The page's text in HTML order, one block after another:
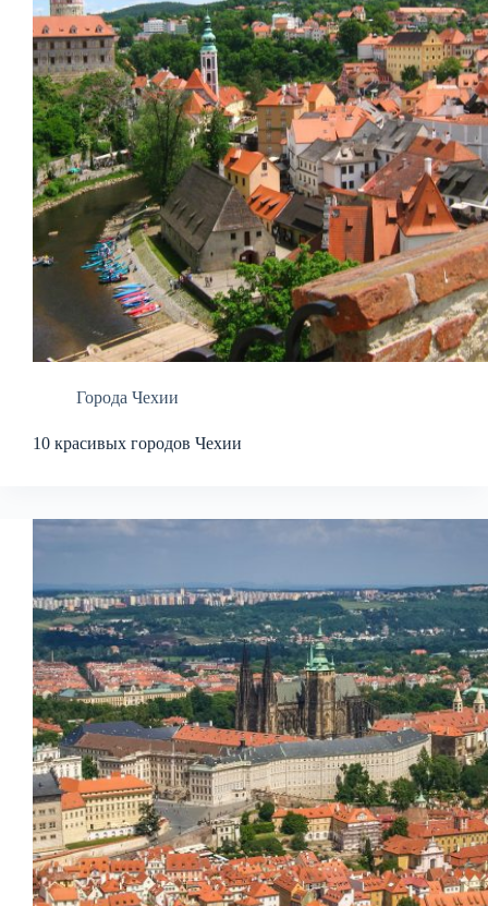
Города Чехии
10 красивых городов Чехии